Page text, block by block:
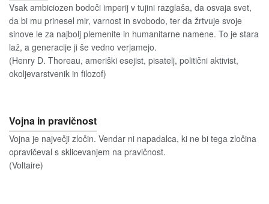
Vsak ambiciozen bodoči imperij v tujini razglaša, da osvaja svet,
da bi mu prinesel mir, varnost in svobodo, ter da žrtvuje svoje
sinove le za najbolj plemenite in humanitarne namene. To je stara
laž, a generacije ji še vedno verjamejo.
(Henry D. Thoreau, ameriški esejist, pisatelj, politični aktivist,
okoljevarstvenik in filozof)
Vojna in pravičnost
Vojna je največji zločin. Vendar ni napadalca, ki ne bi tega zločina
opravičeval s sklicevanjem na pravičnost.
(Voltaire)